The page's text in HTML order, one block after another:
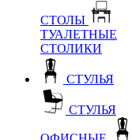
СТОЛЫ
ТУАЛЕТНЫЕ
СТОЛИКИ
СТУЛЬЯ
СТУЛЬЯ